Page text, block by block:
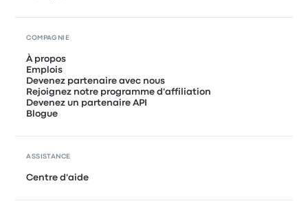
COMPAGNIE
À propos
Emplois
Devenez partenaire avec nous
Rejoignez notre programme d'affiliation
Devenez un partenaire API
Blogue
ASSISTANCE
Centre d'aide